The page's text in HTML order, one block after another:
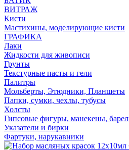
ВИТРАЖ
Кисти
Мастихины, моделирующие кисти
ГРАФИКА
Лаки
Жидкости для живописи
Грунты
Текстурные пасты и гели
Палитры
Мольберты, Этюдники, Планшеты
Папки, сумки, чехлы, тубусы
Холсты
Гипсовые фигуры, манекены,
Указатели и бирки
Фартуки, нарукавники